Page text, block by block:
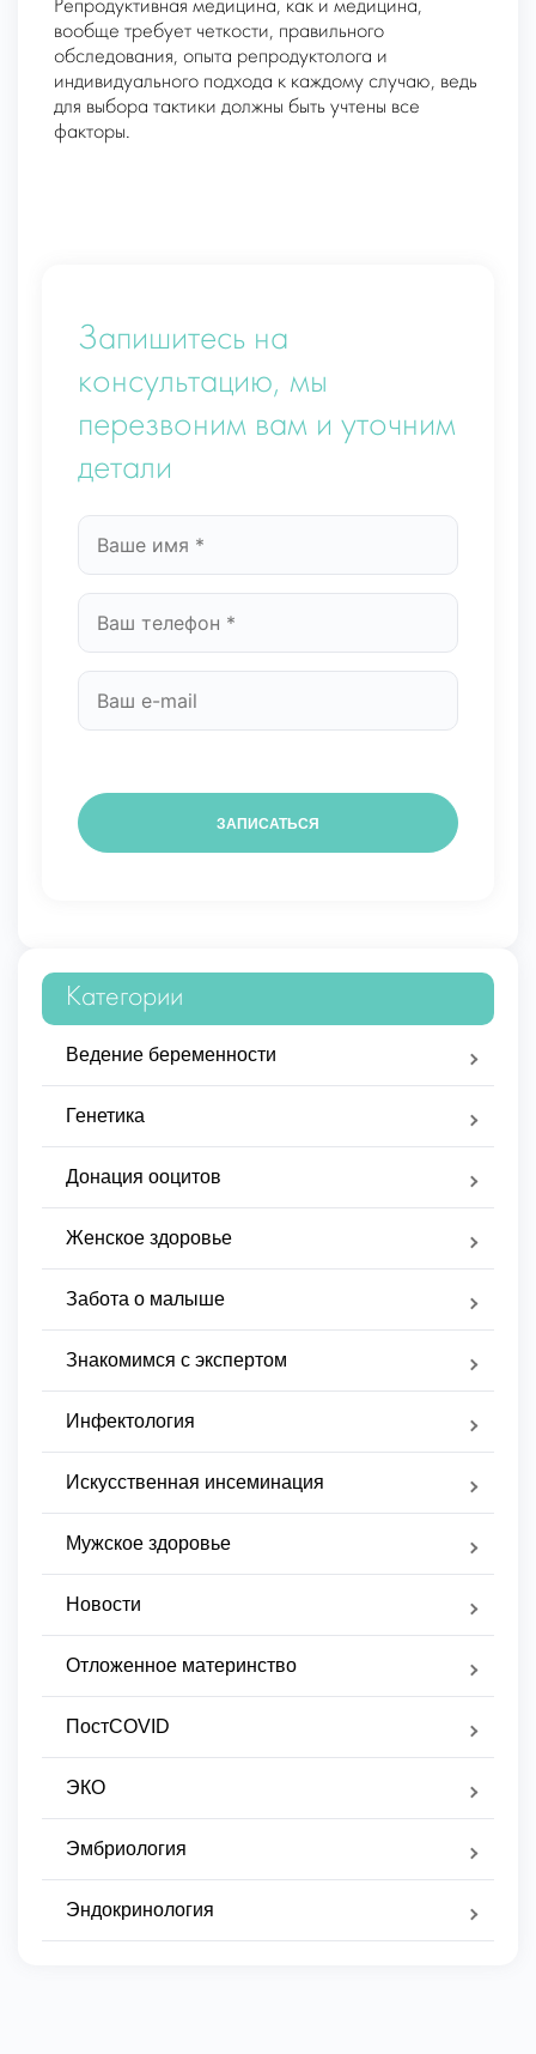
Репродуктивная медицина, как и медицина,
вообще требует четкости, правильного
обследования, опыта репродуктолога и
индивидуального подхода к каждому случаю, ведь
для выбора тактики должны быть учтены все
факторы.
Запишитесь на
консультацию, мы
перезвоним вам и уточним
детали
Категории
Ведение беременности
Генетика
Донация ооцитов
Женское здоровье
Забота о малыше
Знакомимся с экспертом
Инфектология
Искусственная инсеминация
Мужское здоровье
Новости
Отложенное материнство
ПостCOVID
ЭКО
Эмбриология
Эндокринология